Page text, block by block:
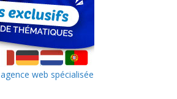
agence web spécialisée